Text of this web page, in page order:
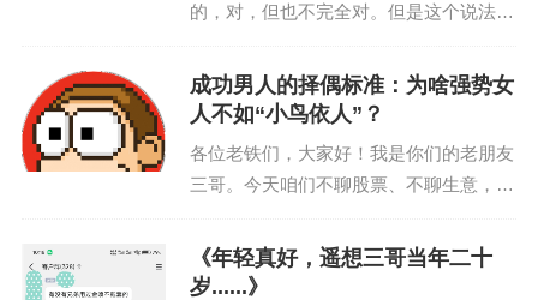
的，对，但也不完全对。但是这个说法又
下就懂了。先简单打个比方，便于理解。
就好比吃的多就会胖！简单一看这句话没
成功男人的择偶标准：为啥强势女
人不如“小鸟依人”？
各位老铁们，大家好！我是你们的老朋友
三哥。今天咱们不聊股票、不聊生意，也
点更重要的——成功男人的择偶标准。为
啥要聊这个？因为三哥发现啊，很多兄弟
《年轻真好，遥想三哥当年二十
岁......》